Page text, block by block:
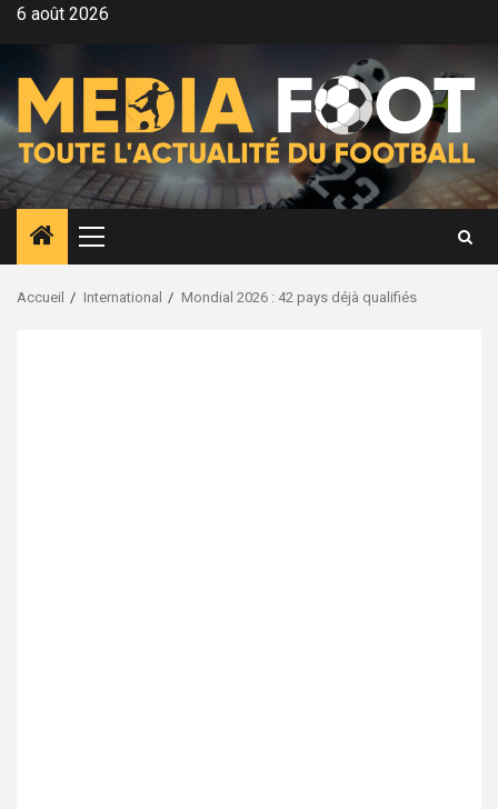
Aller6 août 2026
Menu
principal
Accueil International Mondial 2026 : 42 pays déjà qualifiés